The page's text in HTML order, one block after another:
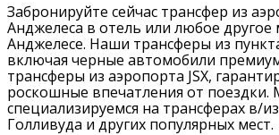
Забронируйте сейчас трансфер из
Анджелеса в отель или любое другое
Анджелесе. Наши трансферы из
включая черные автомобили
трансферы из аэропорта JSX,
роскошные впечатления от поездки.
специализируемся на трансферах в/
Голливуда и других популярных мест.